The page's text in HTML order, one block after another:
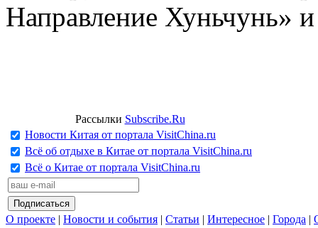
Направление Хуньчунь»
Рассылки Subscribe.Ru
Новости Китая от портала VisitChina.ru
Всё об отдыхе в Китае от портала VisitChina.ru
Всё о Китае от портала VisitChina.ru
О проекте | Новости и события | Статьи | Интересное | Города |